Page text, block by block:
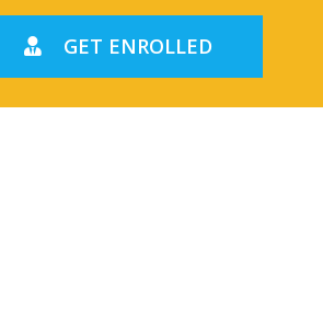
GET ENROLLED